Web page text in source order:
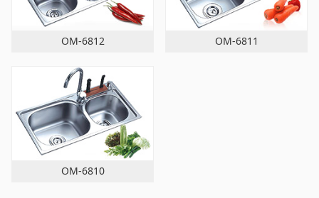
OM-6812 OM-6811
OM-6810